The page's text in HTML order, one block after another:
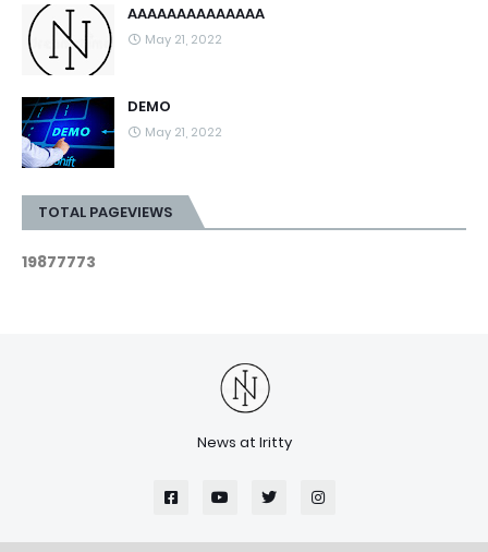
AAAAAAAAAAAAAA
May 21, 2022
DEMO
May 21, 2022
TOTAL PAGEVIEWS
19877773
News at Iritty